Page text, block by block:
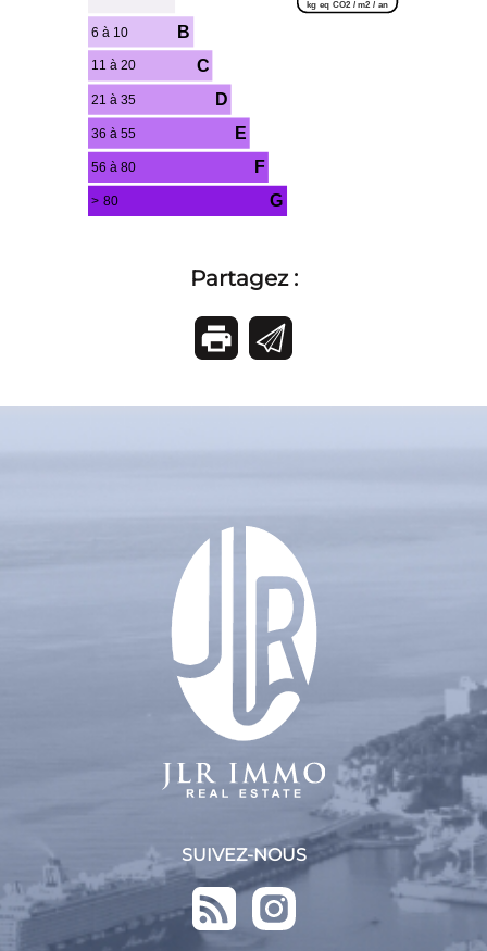
kg eq CO2 / m2 / an
6 à 10 B
11 à 20 C
21 à 35 D
36 à 55 E
56 à 80 F
> 80 G
Partagez :
SUIVEZ-NOUS